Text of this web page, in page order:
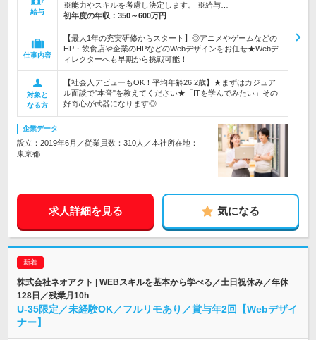
給与
※能力やスキルを考慮し決定します。 ※給与…
初年度の年収： 350～600万円
仕事内容
【最大1年の充実研修からスタート】◎アニメやゲームなどの
HP・飲食店や企業のHPなどのWebデザインをお任せ★Webデ
ィレクターへも早期から挑戦可能！
対象と
なる方
【社会人デビューもOK！平均年齢26.2歳】★まずはカジュア
ル面談で"本音"を教えてください★「ITを学んでみたい」その
好奇心が武器になります◎
企業データ
設立：2019年6月／従業員数：310人／本社所在地：
東京都
求人詳細を見る 気になる
株式会社ネオアクト | WEBスキルを基本から学べる／土日祝休み／年休
128日／残業月10h
U-35限定／未経験OK／フルリモあり／賞与年2回【Webデザイ
ナー】